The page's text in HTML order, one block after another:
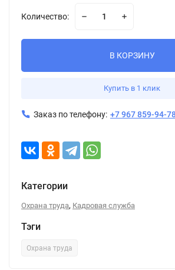
Количество:
В КОРЗИНУ
Купить в 1 клик
Заказ по телефону: +7 967 859-94-
Категории
Охрана труда, Кадровая служба
Тэги
Охрана труда